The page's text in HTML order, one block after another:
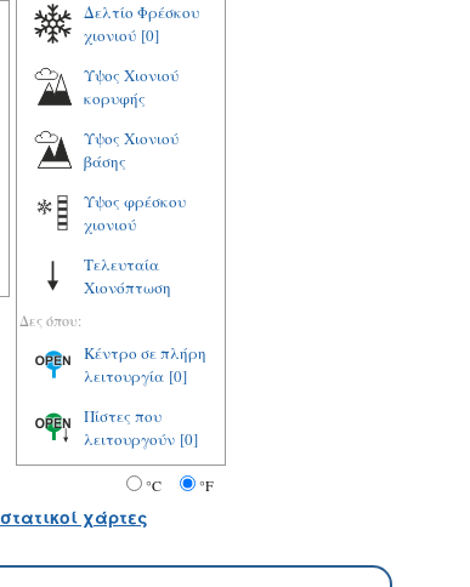
Δελτίο Φρέσκου
χιονιού [0]
Υψος Χιονιού
κορυφής
Υψος Χιονιού
βάσης
Υψος φρέσκου
χιονιού
Τελευταία
Χιονόπτωση
Δες όπου:
Κέντρο σε πλήρη
λειτουργία [0]
Πίστες που
λειτουργούν [0]
°C °F
χάρτες